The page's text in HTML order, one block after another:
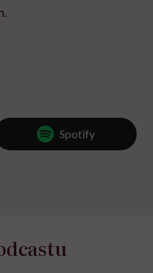
Spotify